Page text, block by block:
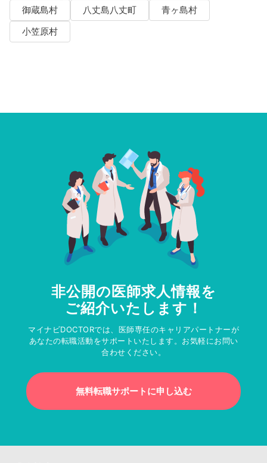
御蔵島村
八丈島八丈町
青ヶ島村
小笠原村
非公開の医師求人情報を
ご紹介いたします！
マイナビDOCTORでは、医師専任のキャリアパートナーが
あなたの転職活動をサポートいたします。お気軽にお問い
合わせください。
無料転職サポートに申し込む